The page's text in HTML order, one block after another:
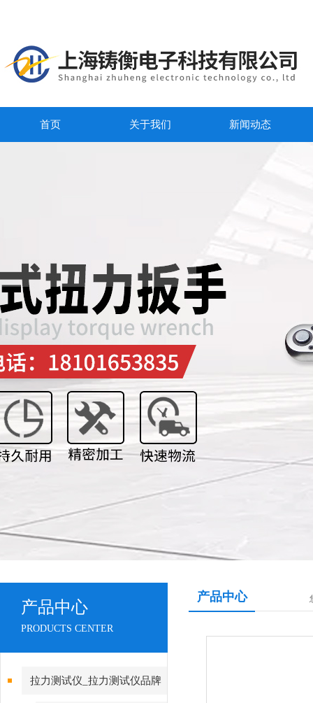
首页 关于我们 新闻动态
产品中心
PRODUCTS CENTER
拉力测试仪_拉力测试仪品牌
产品中心